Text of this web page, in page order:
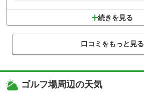
続きを見る
口コミをもっと見る
ゴルフ場周辺の天気